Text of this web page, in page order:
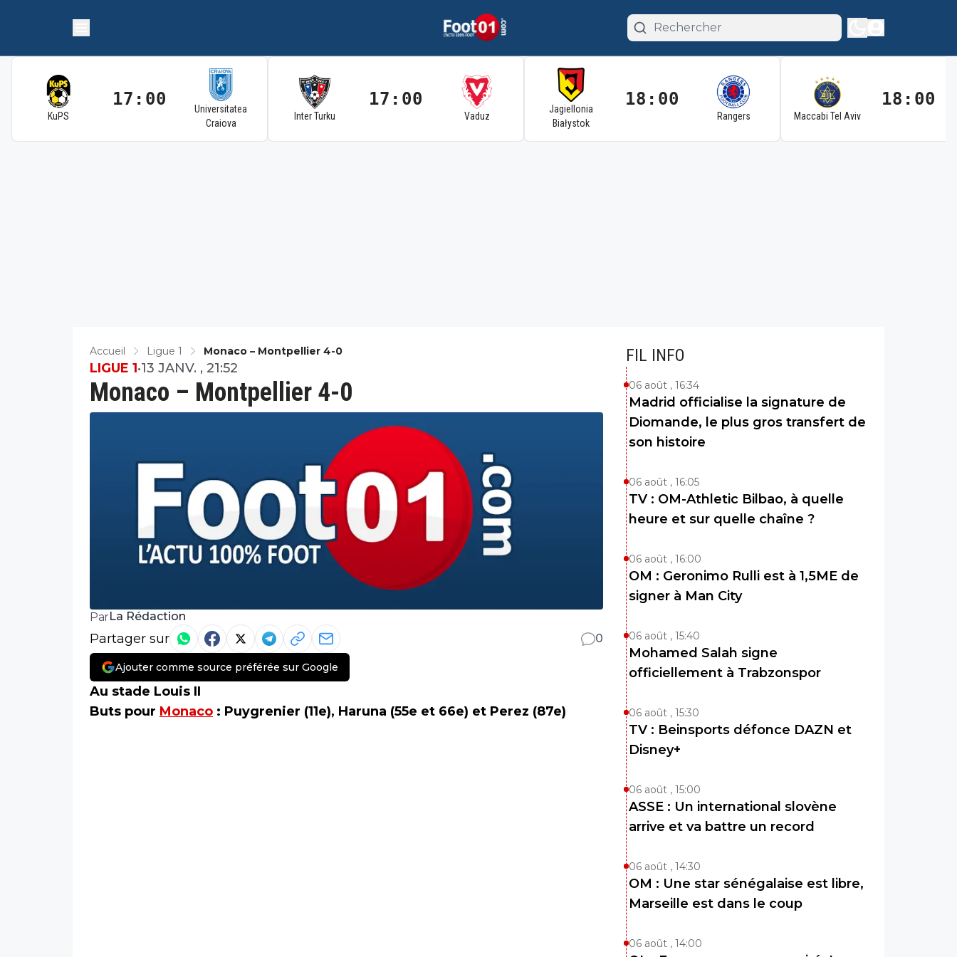
KuPS
17:00
Universitatea
Craiova
Inter Turku
17:00
Vaduz
Jagiellonia
Białystok
18:00
Rangers Maccabi Tel Aviv
18:00
Accueil Ligue 1 Monaco – Montpellier 4-0
Monaco – Montpellier 4-0
LIGUE 1•13 JANV. , 21:52
Par La Rédaction
Partager sur 0
Ajouter comme source préférée sur Google
Au stade Louis II
Buts pour Monaco : Puygrenier (11e), Haruna (55e et 66e) et Perez (87e)
FIL INFO
06 août , 16:34
Madrid officialise la signature de
Diomande, le plus gros transfert de
son histoire
06 août , 16:05
TV : OM-Athletic Bilbao, à quelle
heure et sur quelle chaîne ?
06 août , 16:00
OM : Geronimo Rulli est à 1,5ME de
signer à Man City
06 août , 15:40
Mohamed Salah signe
officiellement à Trabzonspor
06 août , 15:30
TV : Beinsports défonce DAZN et
Disney+
06 août , 15:00
ASSE : Un international slovène
arrive et va battre un record
06 août , 14:30
OM : Une star sénégalaise est libre,
Marseille est dans le coup
06 août , 14:00